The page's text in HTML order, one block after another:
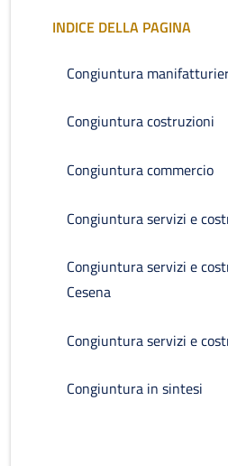
INDICE DELLA PAGINA
Congiuntura
Congiuntura costruzioni
Congiuntura commercio
Congiuntura servizi e
Congiuntura servizi e
Cesena
Congiuntura servizi e
Congiuntura in sintesi